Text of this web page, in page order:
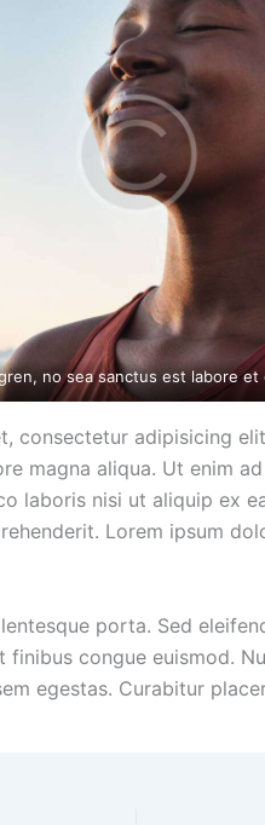
no sea sanctus est labore et
consectetur adipisicing
magna aliqua. Ut enim
laboris nisi ut aliquip ex
Lorem ipsum
porta. Sed
congue euismod.
egestas. Curabitur